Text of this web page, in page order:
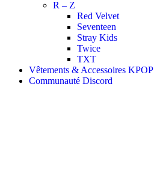
R – Z
Red Velvet
Seventeen
Stray Kids
Twice
TXT
Vêtements & Accessoires KPOP
Communauté Discord